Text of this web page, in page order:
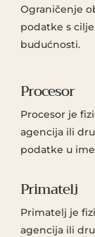
Ograničenje
podatke s
budućnosti.
Procesor
Procesor je
agencija ili
podatke u
Primatelj
Primatelj je
agencija ili